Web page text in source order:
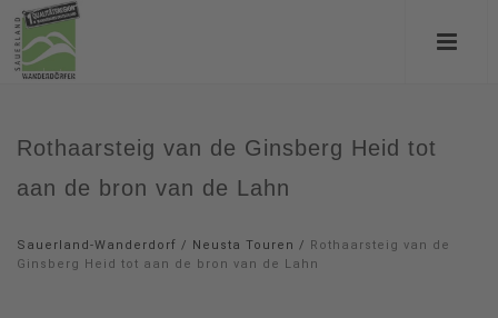
Rothaarsteig van de Ginsberg Heid tot
aan de bron van de Lahn
Sauerland-Wanderdorf / Neusta Touren / Rothaarsteig van de
Ginsberg Heid tot aan de bron van de Lahn